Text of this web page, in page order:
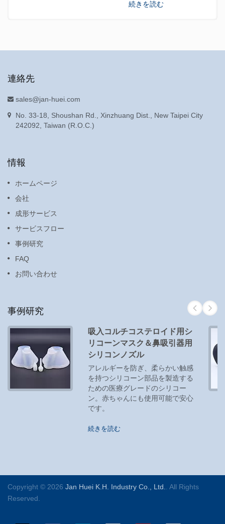
続きを読む
連絡先
sales@jan-huei.com
No. 33-18, Shoushan Rd., Xinzhuang Dist., New Taipei City
242092, Taiwan (R.O.C.)
情報
ホームページ
会社
成形サービス
サービスフロー
事例研究
FAQ
お問い合わせ
事例研究
吸入コルチコステロイド用シ
リコーンマスク＆鼻吸引器用
シリコンノズル
アレルギーを防ぎ、柔らかい触感
を持つシリコーン部品を製造する
ための医療グレードのシリコー
ン。赤ちゃんにも使用可能で安心
です。
続きを読む
Copyright © 2026 Jan Huei K.H. Industry Co., Ltd.. All Rights
Reserved.